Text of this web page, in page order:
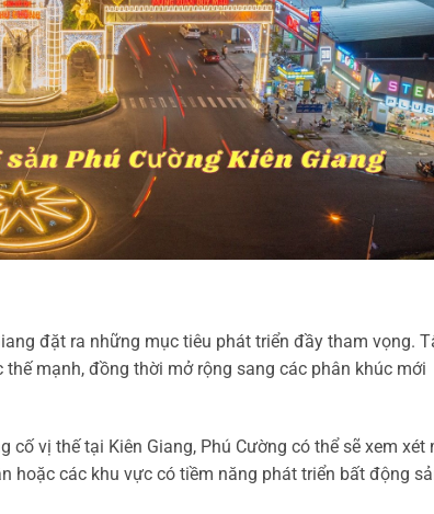
đặt ra những mục tiêu phát triển đầy tham vọng.
mạnh, đồng thời mở rộng sang các phân khúc mới
cố vị thế tại Kiên Giang, Phú Cường có thể sẽ xem xét
hoặc các khu vực có tiềm năng phát triển bất động